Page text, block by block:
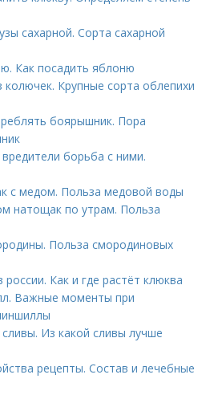
сахарной. Сорта сахарной
Как посадить яблоню
колючек. Крупные сорта облепихи
боярышник. Пора
борьба с ними.
с медом. Польза медовой воды
натощак по утрам. Польза
Польза смородиновых
россии. Как и где растёт клюква
Важные моменты при
Из какой сливы лучше
рецепты. Состав и лечебные